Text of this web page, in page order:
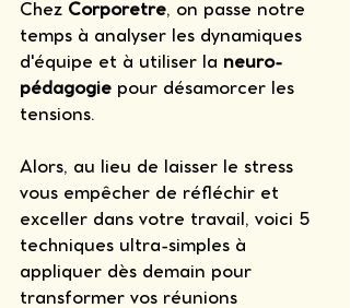
Chez Corporetre, on passe notre
temps à analyser les dynamiques
d'équipe et à utiliser la neuro-
pédagogie pour désamorcer les
tensions.
Alors, au lieu de laisser le stress
vous empêcher de réfléchir et
exceller dans votre travail, voici 5
techniques ultra-simples à
appliquer dès demain pour
transformer vos réunions